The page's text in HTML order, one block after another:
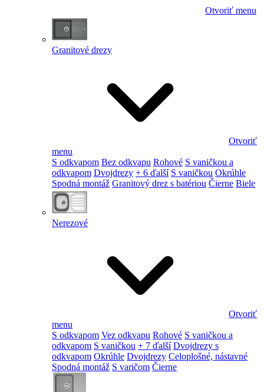
Otvoriť menu
Granitové drezy
Otvoriť
menu
S odkvapom Bez odkvapu Rohové S vaničkou a
odkvapom Dvojdrezy + 6 ďalší S vaničkou Okrúhle
Spodná montáž Granitový drez s batériou Čierne Biele
Nerezové
Otvoriť
menu
S odkvapom Vez odkvapu Rohové S vaničkou a
odkvapom S vaničkou + 7 ďalší Dvojdrezy s
odkvapom Okrúhle Dvojdrezy Celoplošné, nástavné
Spodná montáž S varičom Čierne